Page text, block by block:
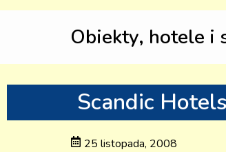
Obiekty, hotele i
Scandic
25 listopada, 2008